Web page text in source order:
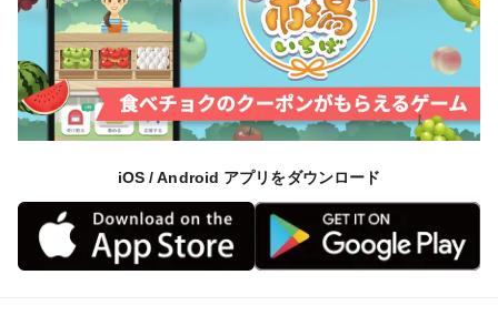
香りと、甘味の凝縮された果汁が、喉を通るたびに幸せ
を感じます。
▼▼栽培/生産方法、こだわり▼▼
白柴農園では収穫量よりもメロン一つ一つの「質」を追
求して、様々な工夫を凝らして栽培を行っております。
こだわり①『一茎一果』
iOS / Android アプリをダウンロード